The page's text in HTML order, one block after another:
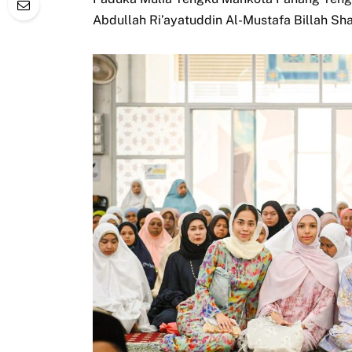
Abdullah Ri’ayatuddin Al-Mustafa Billah